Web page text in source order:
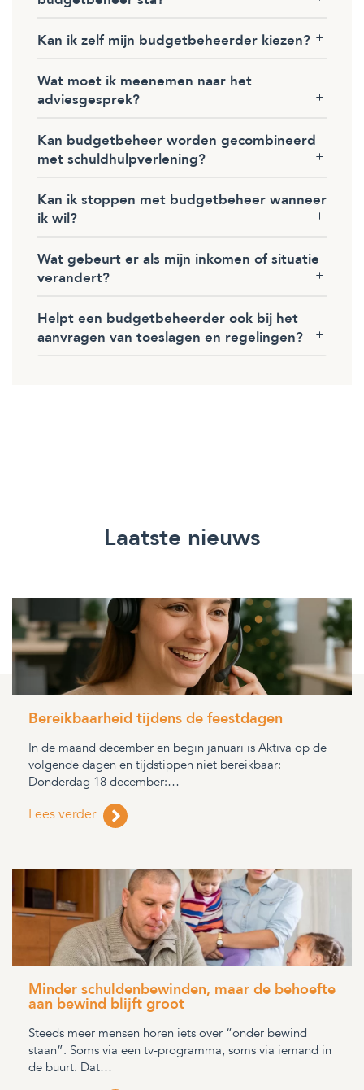
Kan ik zelf mijn budgetbeheerder kiezen?
Wat moet ik meenemen naar het
adviesgesprek?
Kan budgetbeheer worden gecombineerd
met schuldhulpverlening?
Kan ik stoppen met budgetbeheer wanneer
ik wil?
Wat gebeurt er als mijn inkomen of situatie
verandert?
Helpt een budgetbeheerder ook bij het
aanvragen van toeslagen en regelingen?
Laatste nieuws
Bereikbaarheid tijdens de feestdagen
In de maand december en begin januari is Aktiva op de
volgende dagen en tijdstippen niet bereikbaar:
Donderdag 18 december:…
Lees verder
Minder schuldenbewinden, maar de behoefte
aan bewind blijft groot
Steeds meer mensen horen iets over “onder bewind
staan”. Soms via een tv-programma, soms via iemand in
de buurt. Dat…